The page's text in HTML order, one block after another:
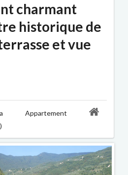
charmant
historique de
et vue
Appartement